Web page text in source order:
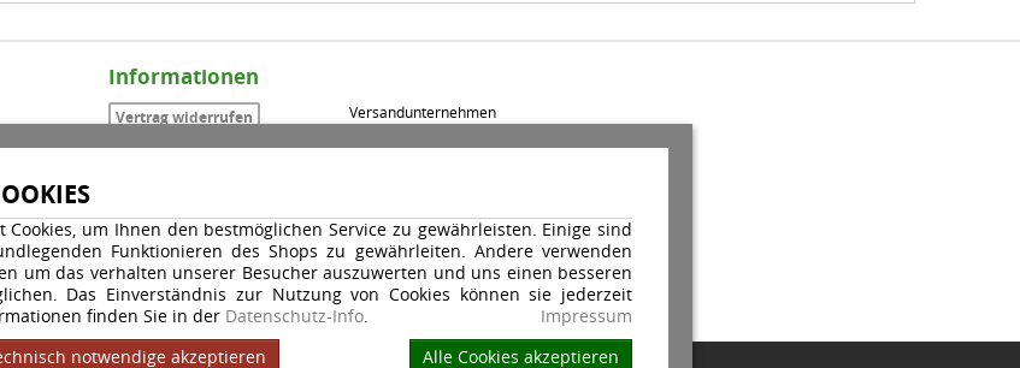
Cookies, um Ihnen den bestmöglichen Service zu gewährleisten. Einige sind
Funktionieren des Shops zu gewährleiten. Andere verwenden
um das verhalten unserer Besucher auszuwerten und uns einen besseren
Das Einverständnis zur Nutzung von Cookies können sie jederzeit
finden Sie in der Datenschutz-Info.
Impressum
notwendige akzeptieren Alle Cookies akzeptieren
Informationen
Vertrag widerrufen
Versand & Zahlungsarten
Kontakt
Ihr Konto
Warenkorb
GPSR
Versandunternehmen